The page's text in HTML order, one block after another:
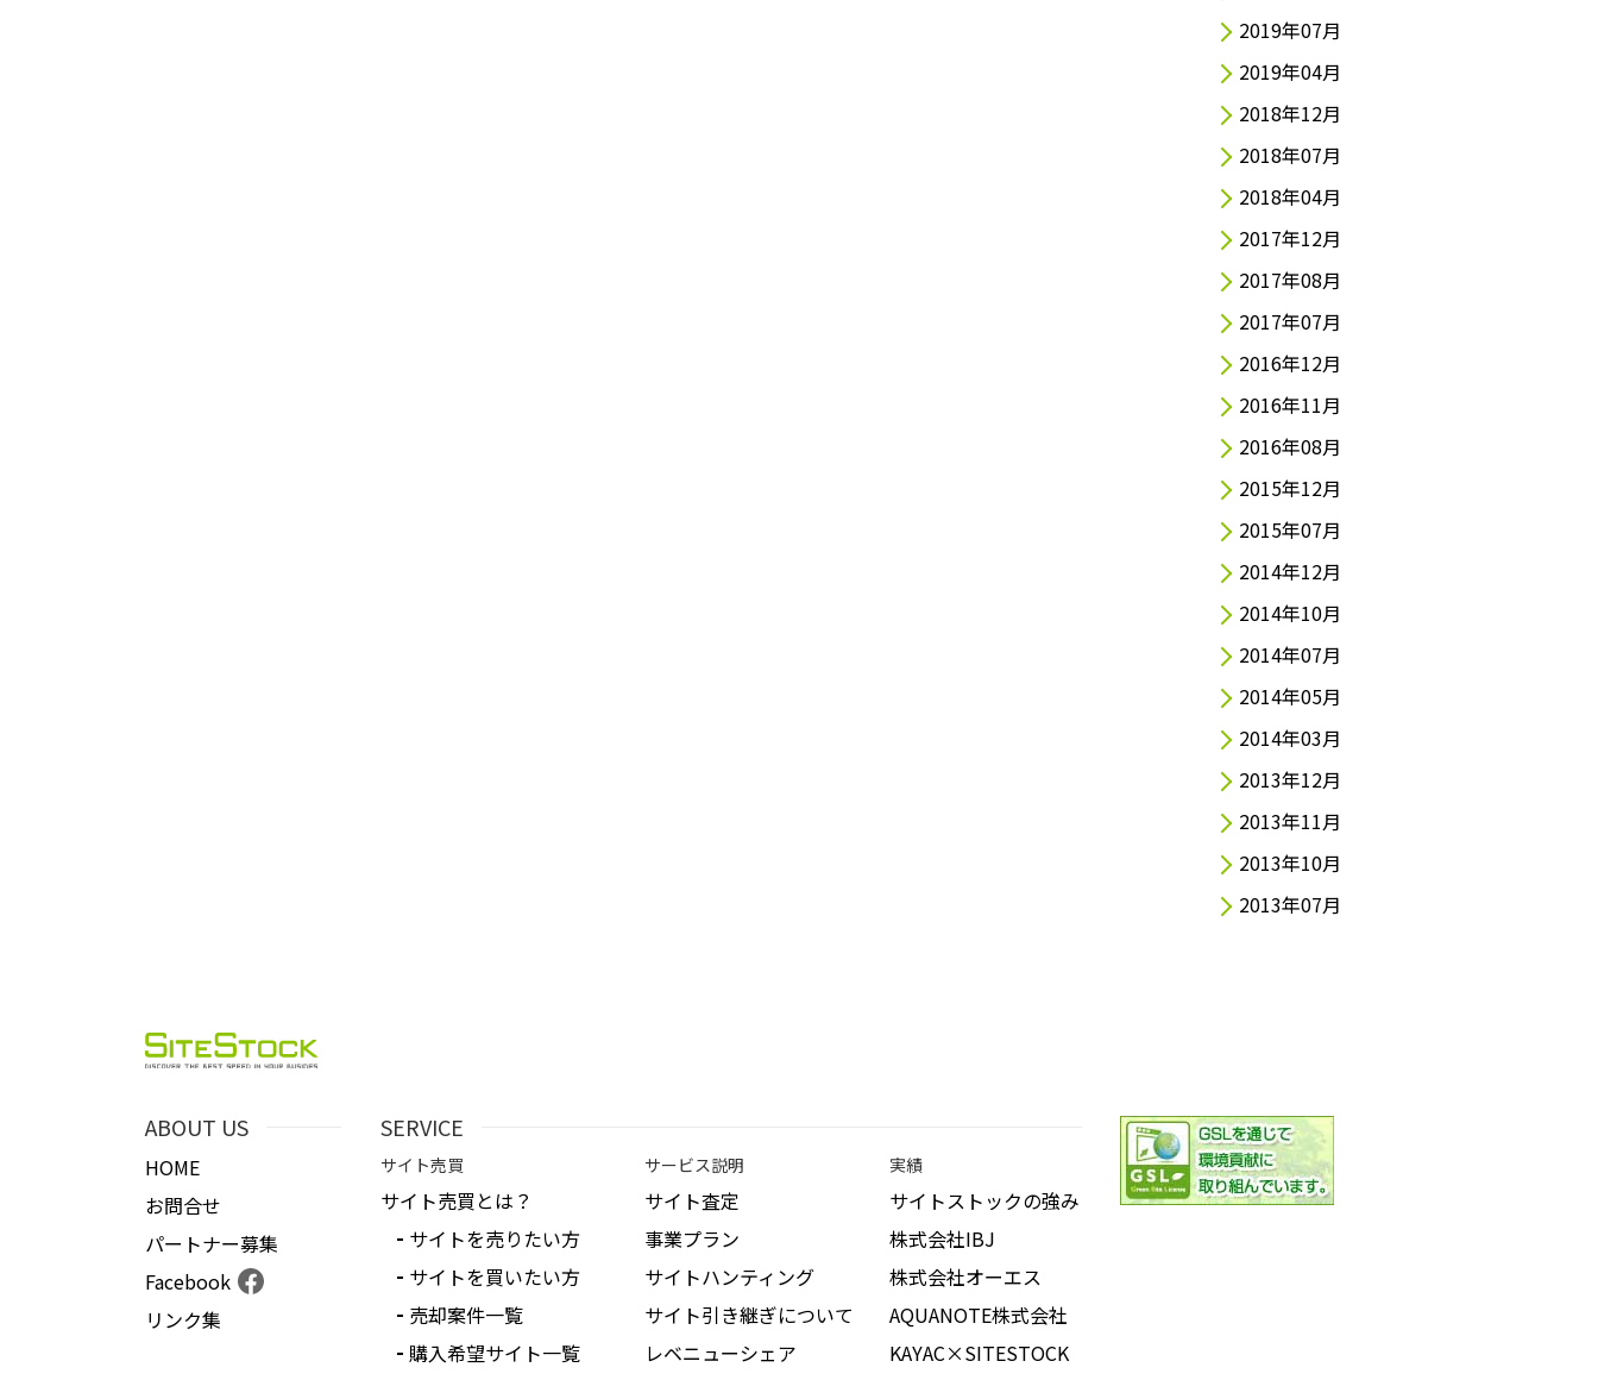
2019年07月
2019年04月
2018年12月
2018年07月
2018年04月
2017年12月
2017年08月
2017年07月
2016年12月
2016年11月
2016年08月
2015年12月
2015年07月
2014年12月
2014年10月
2014年07月
2014年05月
2014年03月
2013年12月
2013年11月
2013年10月
2013年07月
ABOUT US
HOME
お問合せ
パートナー募集
Facebook
リンク集
SERVICE
サイト売買
サイト売買とは？
サイトを売りたい方
サイトを買いたい方
売却案件一覧
購入希望サイト一覧
サービス説明
サイト査定
事業プラン
サイトハンティング
サイト引き継ぎについて
レベニューシェア
実績
サイトストックの強み
株式会社IBJ
株式会社オーエス
AQUANOTE株式会社
KAYAC×SITESTOCK